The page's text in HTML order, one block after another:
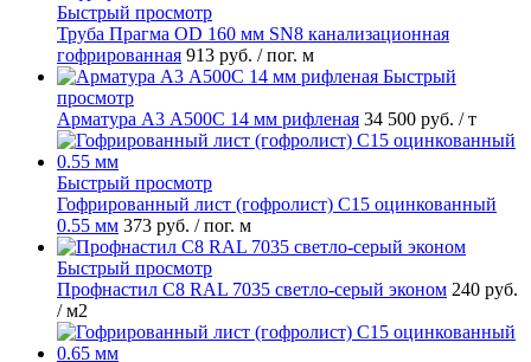
Быстрый просмотр
Труба Прагма OD 160 мм SN8 канализационная
гофрированная 913 руб. / пог. м
Быстрый
просмотр
Арматура А3 А500С 14 мм рифленая 34 500 руб. / т
Быстрый просмотр
Гофрированный лист (гофролист) С15 оцинкованный
0.55 мм 373 руб. / пог. м
Быстрый просмотр
Профнастил С8 RAL 7035 светло-серый эконом 240 руб.
/ м2